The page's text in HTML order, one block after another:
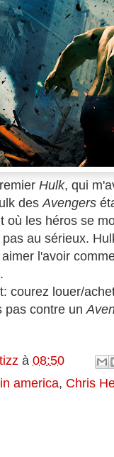
Hulk, qui
des Avengers
où les héros se
au sérieux.
l'avoir
courez louer/
pas contre un
à 08:50
america, Chris